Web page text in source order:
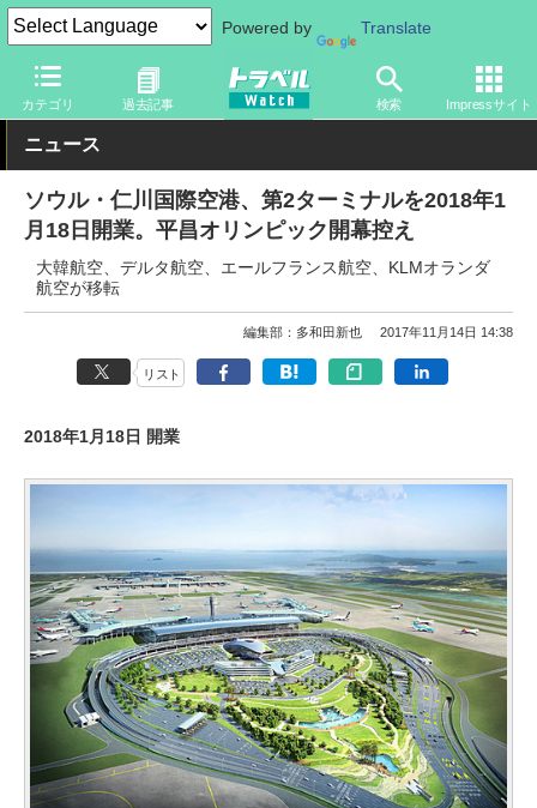
Powered by Translate
カテゴリ 過去記事 検索 Impressサイト
トラベル Watch 地域 海外旅行 東アジア
ニュース
ソウル・仁川国際空港、第2ターミナルを2018年1
月18日開業。平昌オリンピック開幕控え
大韓航空、デルタ航空、エールフランス航空、KLMオランダ
航空が移転
編集部：多和田新也 2017年11月14日 14:38
リスト
2018年1月18日 開業